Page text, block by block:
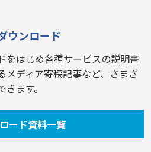
ウンロード
をはじめ各種サービスの説明書
メディア寄稿記事など、さまざ
ます。
ード資料一覧